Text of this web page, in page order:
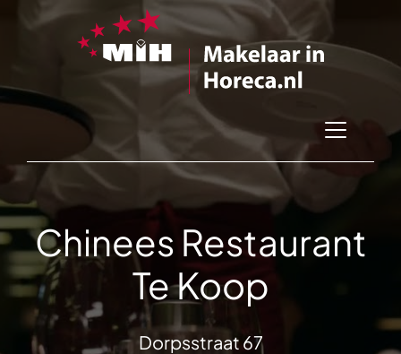
Chinees Restaurant
Te Koop
Dorpsstraat 67